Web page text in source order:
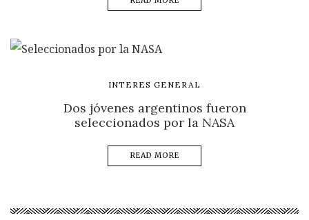
INTERES GENERAL
Dos jóvenes argentinos fueron
seleccionados por la NASA
READ MORE